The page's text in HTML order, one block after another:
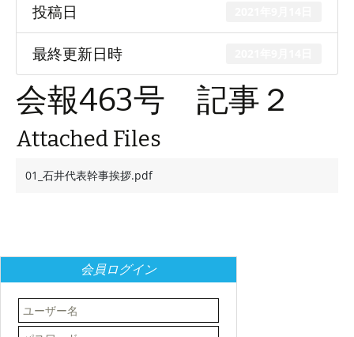
投稿日
最終更新日時
会報463号 記事２
Attached Files
01_石井代表幹事挨拶.pdf
会員ログイン